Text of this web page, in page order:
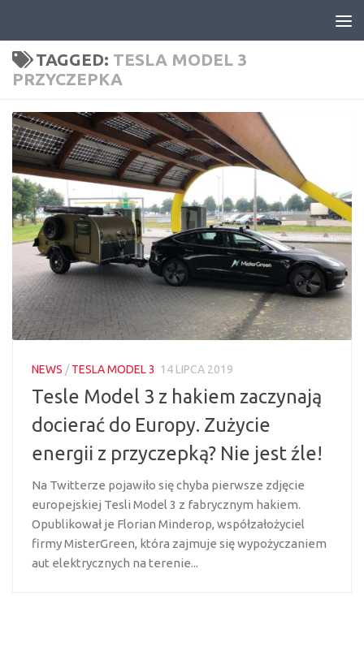
TAGGED: TESLA MODEL 3
PRZYCZEPKA
NEWS /TESLA MODEL 3 14 LIPCA 2019
Tesle Model 3 z hakiem zaczynają
docierać do Europy. Zużycie
energii z przyczepką? Nie jest źle!
Na Twitterze pojawiło się chyba pierwsze zdjęcie
europejskiej Tesli Model 3 z fabrycznym hakiem.
Opublikował je Florian Minderop, współzałożyciel
firmy MisterGreen, która zajmuje się wypożyczaniem
aut elektrycznych na terenie...